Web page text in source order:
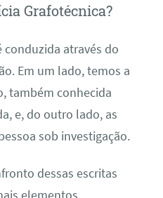
Grafotécnica?
conduzida através do
Em um lado, temos a
também conhecida
e, do outro lado, as
sob investigação.
dessas escritas